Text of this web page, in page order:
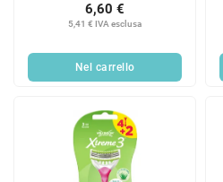
5,41 € IVA esclusa
6,60 €
Nel carrello